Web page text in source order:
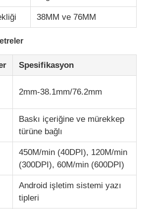
Makinesi
Makinesi
kartuşları
makinesi
yazıcı
38MM ve 76MM
Spesifikasyon
2mm-38.1mm/76.2mm
Baskı içeriğine ve mürekkep
türüne bağlı
450M/min (40DPI), 120M/min
(300DPI), 60M/min (600DPI)
Android işletim sistemi yazı
tipleri